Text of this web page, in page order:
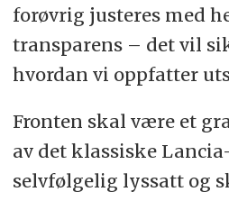
forøvrig justeres med
transparens – det vil
hvordan vi oppfatter
Fronten skal være et
av det klassiske
selvfølgelig lyssatt og